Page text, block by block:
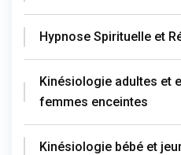
Hypnose Spirituelle et
Kinésiologie adultes et
femmes enceintes
Kinésiologie bébé et